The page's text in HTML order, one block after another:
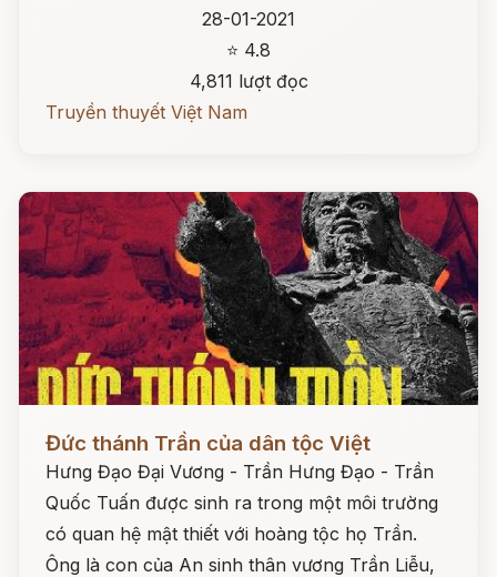
28-01-2021
⭐ 4.8
4,811 lượt đọc
Truyền thuyết Việt Nam
Đức thánh Trần của dân tộc Việt
Hưng Đạo Đại Vương - Trần Hưng Đạo - Trần
Quốc Tuấn được sinh ra trong một môi trường
có quan hệ mật thiết với hoàng tộc họ Trần.
Ông là con của An sinh thân vương Trần Liễu,